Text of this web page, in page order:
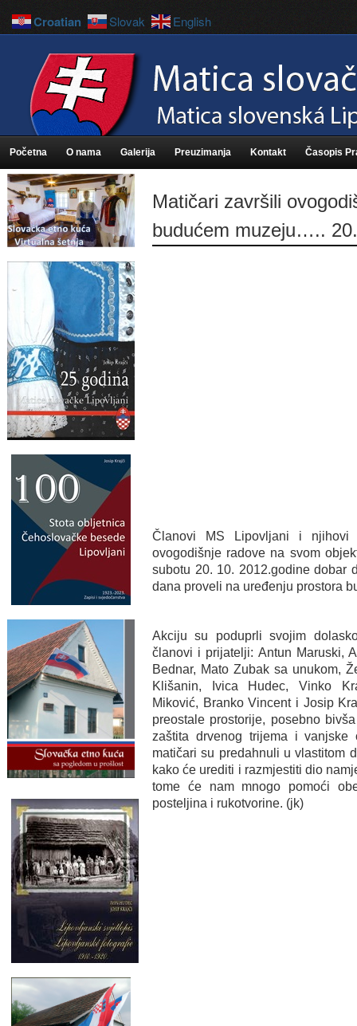
Početna O nama Galerija Preuzimanja Kontakt Časopis
Matičari završili
budućem muzeju…..
Članovi MS Lipovljani i njihovi
ovogodišnje radove na svom
subotu 20. 10. 2012.godine dobar
dana proveli na uređenju prostora
Akciju su poduprli svojim
članovi i prijatelji: Antun Maruski,
Bednar, Mato Zubak sa unukom,
Klišanin, Ivica Hudec, Vinko
Miković, Branko Vincent i Josip
preostale prostorije, posebno
zaštita drvenog trijema i vanjske
matičari su predahnuli u vlastitom
kako će urediti i razmjestiti dio
tome će nam mnogo pomoći
posteljina i rukotvorine. (jk)
Croatian Slovak English